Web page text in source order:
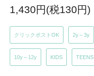
1,430円(税130円)
クリックポストOK 2y～3y
10y～12y KIDS TEENS